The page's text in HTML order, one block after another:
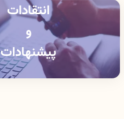
انتقادات
و
پیشنهادات